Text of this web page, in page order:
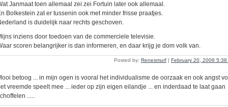
Janmaat toen allemaal zei zei Fortuin later ook allemaal.
Bolkestein zat er tussenin ook met minder frisse praatjes.
is duidelijk naar rechts geschoven.
inziens door toedoen van de commerciele televisie.
scoren belangrijker is dan informeren, en daar krijg je dom volk van.
Posted by: Renesmurf | February 20, 2006 5:38
betoog ... in mijn ogen is vooral het individualisme de oorzaak en ook angst
vreemde speelt mee ... ieder op zijn eigen eilandje ... en inderdaad te laat gaan
.....